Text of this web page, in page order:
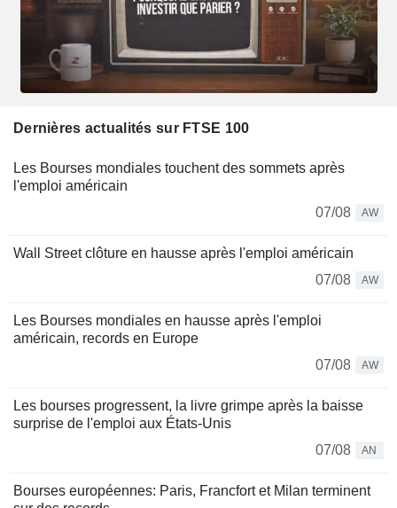
Dernières actualités sur FTSE 100
Les Bourses mondiales touchent des sommets après
l'emploi américain
07/08
AW
Wall Street clôture en hausse après l'emploi américain
07/08
AW
Les Bourses mondiales en hausse après l'emploi
américain, records en Europe
07/08
AW
Les bourses progressent, la livre grimpe après la baisse
surprise de l'emploi aux États-Unis
07/08
AN
Bourses européennes: Paris, Francfort et Milan terminent